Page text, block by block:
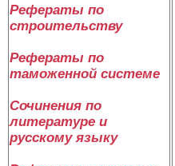
Рефераты по
строительству
Рефераты по
таможенной системе
Сочинения по
литературе и
русскому языку